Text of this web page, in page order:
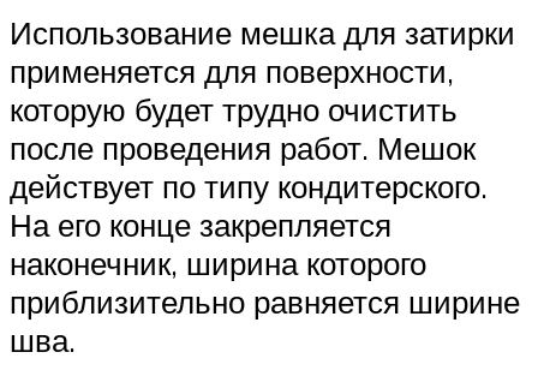
Использование мешка для затирки
применяется для поверхности,
которую будет трудно очистить
после проведения работ. Мешок
действует по типу кондитерского.
На его конце закрепляется
наконечник, ширина которого
приблизительно равняется ширине
шва.